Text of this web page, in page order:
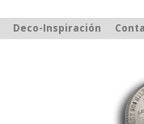
Deco-Inspiración